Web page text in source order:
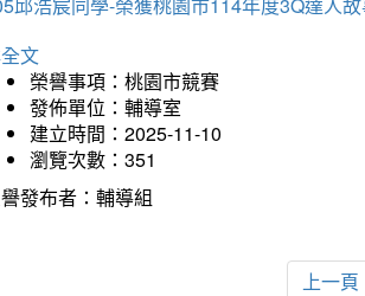
文
榮譽事項：桃園市競賽
發佈單位：輔導室
建立時間：2025-11-10
瀏覽次數：351
發布者：輔導組
上一頁